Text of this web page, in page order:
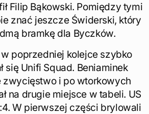
Filip Bąkowski. Pomiędzy tymi
znać jeszcze Świderski, który
bramkę dla Byczków.
poprzedniej kolejce szybko
się Unifi Squad. Beniaminek
zwycięstwo i po wtorkowych
na drugie miejsce w tabeli. US
W pierwszej części brylowali